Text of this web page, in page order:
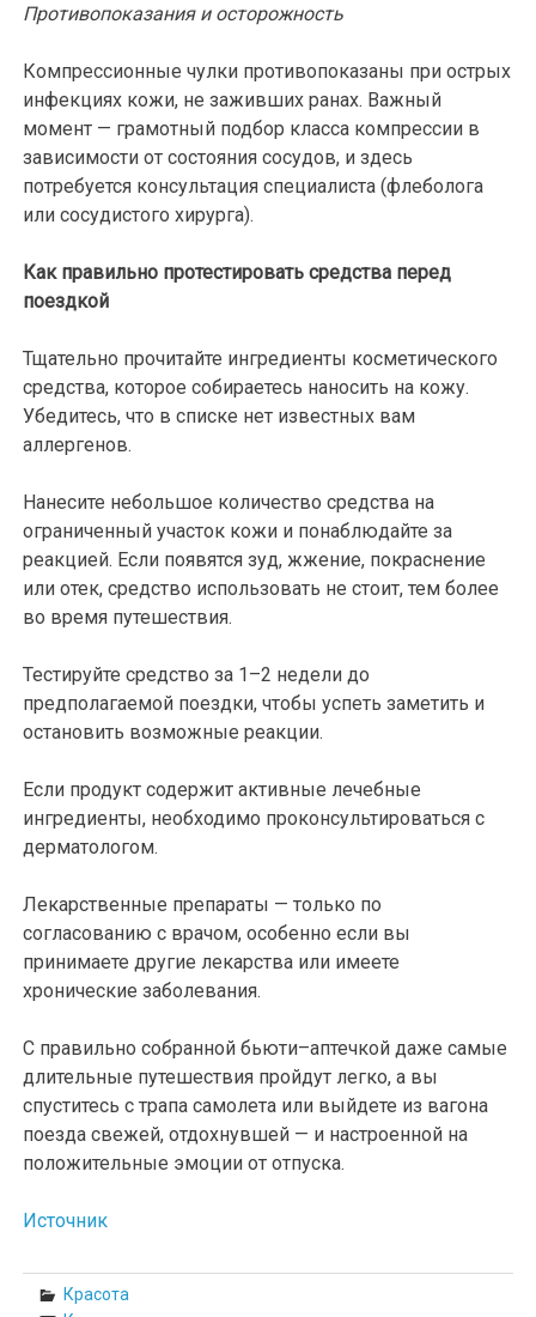
Противопоказания и осторожность
Компрессионные чулки противопоказаны при острых
инфекциях кожи, не заживших ранах. Важный
момент — грамотный подбор класса компрессии в
зависимости от состояния сосудов, и здесь
потребуется консультация специалиста (флеболога
или сосудистого хирурга).
Как правильно протестировать средства перед
поездкой
Тщательно прочитайте ингредиенты косметического
средства, которое собираетесь наносить на кожу.
Убедитесь, что в списке нет известных вам
аллергенов.
Нанесите небольшое количество средства на
ограниченный участок кожи и понаблюдайте за
реакцией. Если появятся зуд, жжение, покраснение
или отек, средство использовать не стоит, тем более
во время путешествия.
Тестируйте средство за 1–2 недели до
предполагаемой поездки, чтобы успеть заметить и
остановить возможные реакции.
Если продукт содержит активные лечебные
ингредиенты, необходимо проконсультироваться с
дерматологом.
Лекарственные препараты — только по
согласованию с врачом, особенно если вы
принимаете другие лекарства или имеете
хронические заболевания.
С правильно собранной бьюти–аптечкой даже самые
длительные путешествия пройдут легко, а вы
спуститесь с трапа самолета или выйдете из вагона
поезда свежей, отдохнувшей — и настроенной на
положительные эмоции от отпуска.
Источник
Красота